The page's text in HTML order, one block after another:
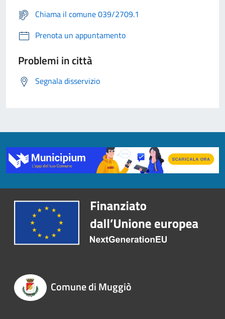
Chiama il comune 039/2709.1
Prenota un appuntamento
Problemi in città
Segnala disservizio
Comune di Muggiò